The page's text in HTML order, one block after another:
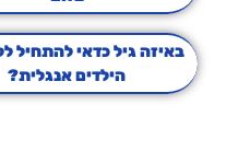
באיזה גיל כדאי להתחיל
הילדים אנגלית?